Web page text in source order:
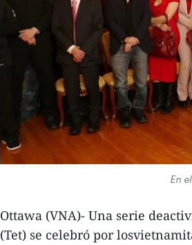
En
Ottawa (VNA)- Una serie
(Tet) se celebró por